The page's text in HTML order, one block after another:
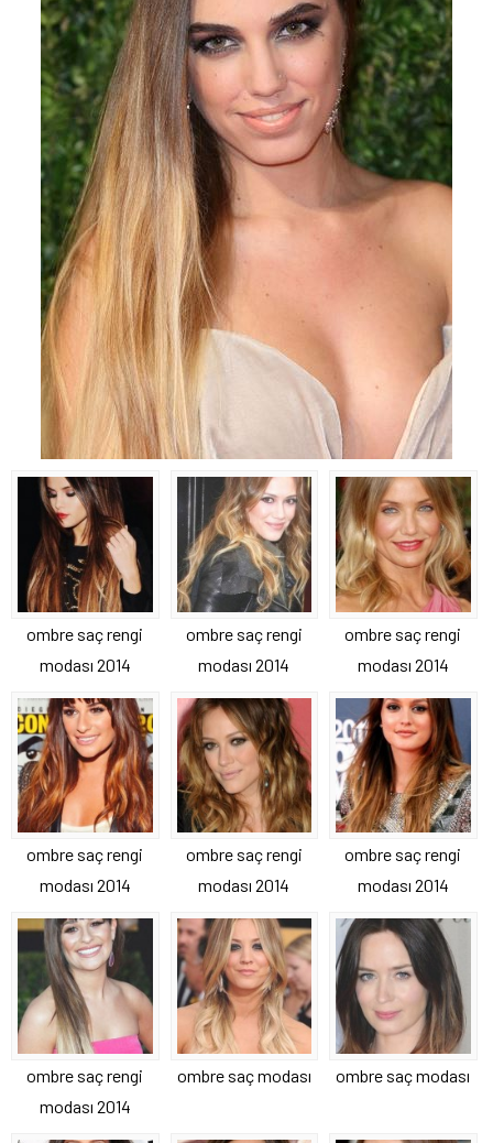
ombre saç rengi
modası 2014
ombre saç rengi
modası 2014
ombre saç rengi
modası 2014
ombre saç rengi
modası 2014
ombre saç rengi
modası 2014
ombre saç rengi
modası 2014
ombre saç rengi
modası 2014
ombre saç modası ombre saç modası